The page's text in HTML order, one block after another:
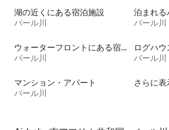
湖の近くにある宿泊施設
バール川
バール川
ウォーターフロントにある宿泊施設
バール川
ログハウ
バール川
マンション・アパート
バール川
さらに表